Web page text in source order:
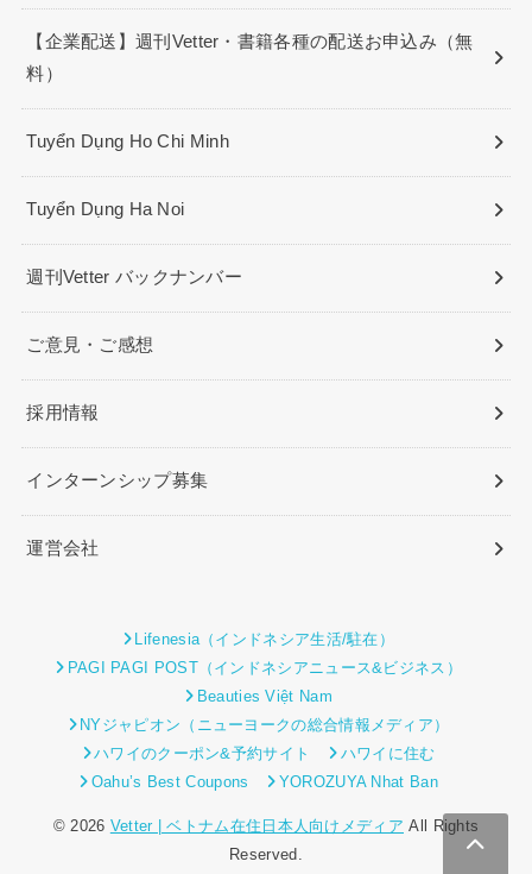
【企業配送】週刊Vetter・書籍各種の配送お申込み（無
料）
Tuyển Dụng Ho Chi Minh
Tuyển Dụng Ha Noi
週刊Vetter バックナンバー
ご意見・ご感想
採用情報
インターンシップ募集
運営会社
Lifenesia（インドネシア生活/駐在）
PAGI PAGI POST（インドネシアニュース&ビジネス）
Beauties Việt Nam
NYジャピオン（ニューヨークの総合情報メディア）
ハワイのクーポン&予約サイト
ハワイに住む
Oahu’s Best Coupons
YOROZUYA Nhat Ban
© 2026 Vetter | ベトナム在住日本人向けメディア All Rights
Reserved.